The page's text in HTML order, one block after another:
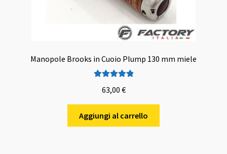
Manopole Brooks in Cuoio Plump 130 mm miele
su 5
63,00 €
Aggiungi al carrello